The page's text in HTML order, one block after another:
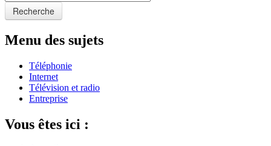
Recherche
Menu des sujets
Téléphonie
Internet
Télévision et radio
Entreprise
Vous êtes ici :